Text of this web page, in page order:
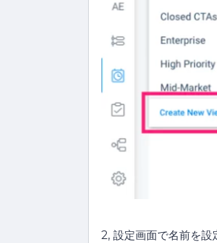
2, 設定画面で名前を設